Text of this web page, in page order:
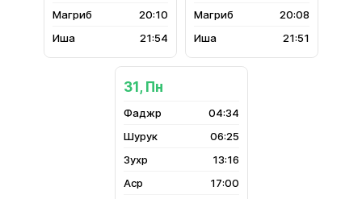
20:10
21:54
20:08
21:51
31, Пн
04:34
06:25
13:16
17:00